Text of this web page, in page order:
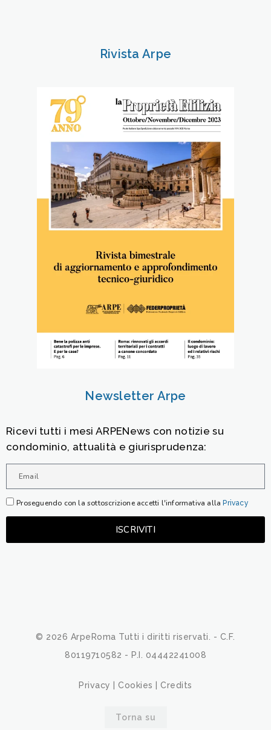
Rivista Arpe
Newsletter Arpe
Ricevi tutti i mesi ARPENews con notizie su
condominio, attualità e giurisprudenza:
Proseguendo con la sottoscrizione accetti l'informativa allaPrivacy
ISCRIVITI
© 2026 ArpeRoma Tutti i diritti riservati. - C.F.
80119710582 - P.I. 04442241008
Privacy |Cookies |Credits
Torna su